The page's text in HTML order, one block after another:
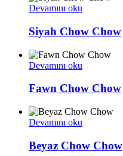
Devamını oku
Siyah Chow Chow
Devamını oku
Fawn Chow Chow
Devamını oku
Beyaz Chow Chow